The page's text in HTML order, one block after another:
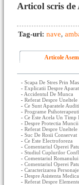
Articol scris
Tag-uri: nave,
Articole
- Scapa De Stres Prin
- Explicatii Despre
- Accidentul De Munca
- Referat Despre
- Ce Sunt Aparatele
- Programe
- Ce Este Acela Un Timp
- Despre Protectia Muncii
- Referat Despre
- Suc De Rosii Conservat
- Ce Este Electroforeza
- Comentariul Operei
- Studiul Cuplurilor
- Comentariul
- Comentariul Operei
- Caracterizarea
- Despre Asistenta
- Referat Despre